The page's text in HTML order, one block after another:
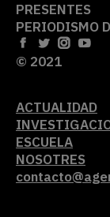
PRESENTES
PERIODISMO
© 2021
ACTUALIDAD
ESCUELA
NOSOTRES